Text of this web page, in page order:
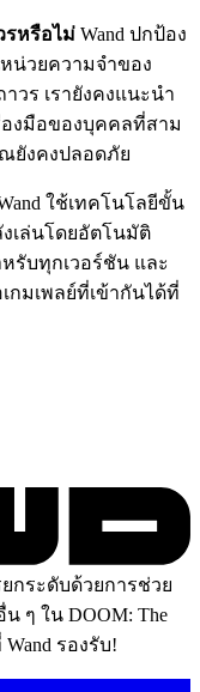
รหรือไม่ Wand ปกป้อง
น่วยความจำของ
วร เรายังคงแนะนำ
งมือของบุคคลที่สาม
ยังคงปลอดภัย
ใช้เทคโนโลยีขั้น
เล่นโดยอัตโนมัติ
รับทุกเวอร์ชัน และ
กมเพลย์ที่เข้ากันได้ที่
กระดับด้วยการช่วย
ๆ ใน DOOM: The
รองรับ!